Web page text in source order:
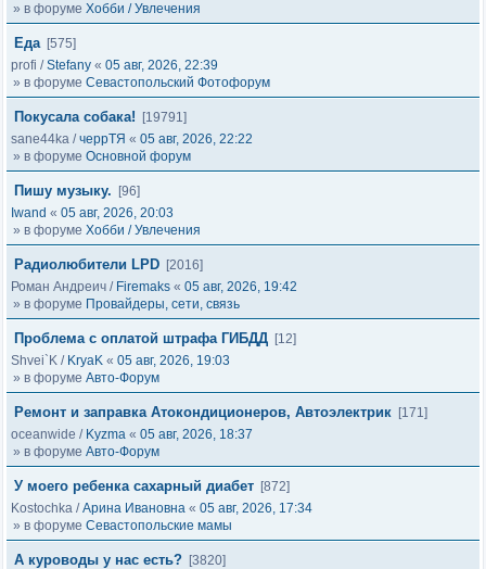
» в форуме Хобби / Увлечения
Еда [575]
profi /Stefany « 05 авг, 2026, 22:39
» в форуме Севастопольский Фотофорум
Покусала собака!
[19791]
sane44ka /черрТЯ « 05 авг, 2026, 22:22
» в форуме Основной форум
Пишу музыку.
[96]
Iwand « 05 авг, 2026, 20:03
» в форуме Хобби / Увлечения
Радиолюбители LPD [2016]
Роман Андреич / Firemaks « 05 авг, 2026, 19:42
» в форуме Провайдеры, сети, связь
Проблема с оплатой штрафа ГИБДД [12]
Shvei`K / KryaK « 05 авг, 2026, 19:03
» в форуме Авто-Форум
Ремонт и заправка Атокондиционеров, Автоэлектрик [171]
oceanwide / Kyzma « 05 авг, 2026, 18:37
» в форуме Авто-Форум
У моего ребенка сахарный диабет [872]
Kostochka /Арина Ивановна « 05 авг, 2026, 17:34
» в форуме Севастопольские мамы
А куроводы у нас есть? [3820]